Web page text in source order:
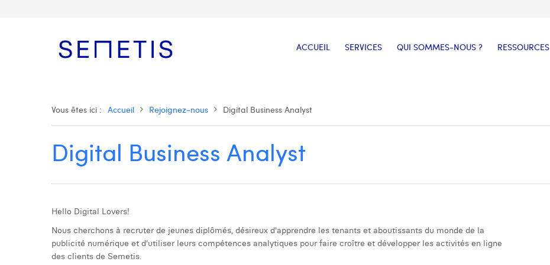
ACCUEIL SERVICES QUI SOMMES-NOUS ? RESSOURCES
Vous êtes ici : Accueil Rejoignez-nous Digital Business Analyst
Digital Business Analyst
Hello Digital Lovers!
Nous cherchons à recruter de jeunes diplômés, désireux d'apprendre les tenants et aboutissants du monde de la
publicité numérique et d'utiliser leurs compétences analytiques pour faire croître et développer les activités en ligne
des clients de Semetis.